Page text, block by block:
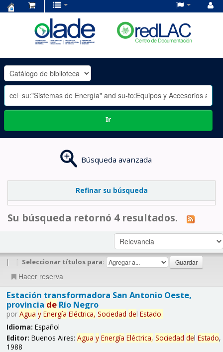
OLADE
-
Ir
Búsqueda avanzada
Refinar su búsqueda
Su búsqueda retornó 4 resultados.
| | Seleccionar títulos para:
Hacer reserva
Estación transformadora San Antonio Oeste,
provincia deRío Negro
por Agua y Energía Eléctrica, Sociedad del Estado.
Idioma: Español
Editor: Buenos Aires: Agua y Energía Eléctrica, Sociedad del Estado,
1988